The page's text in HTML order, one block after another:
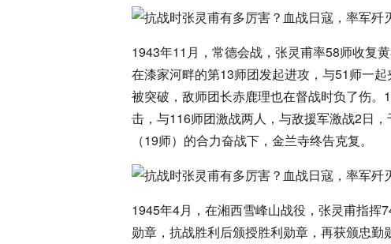
1943年11月，常德会战，张灵甫率58师收复
在漆家河畔的第13师团发起进攻，与51师一
被突破，敌师团长赤鹿理也在督战时负了伤
击，与116师团激战两人，与敌援军激战2日
（19师）的合力奋战下，金兰寺终告克复。
1945年4月，在湘西雪峰山战役，张灵甫指挥
勋章，抗战胜利后颁授胜利勋章，再获颁忠